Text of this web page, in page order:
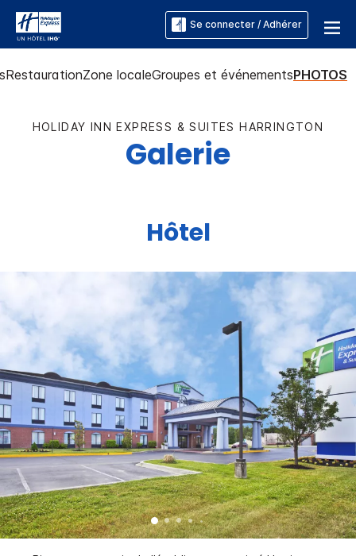
Se connecter / Adhérer
RestaurationZone localeGroupes et événementsPHOTOS
HOLIDAY INN EXPRESS & SUITES HARRINGTON
Galerie
Hôtel